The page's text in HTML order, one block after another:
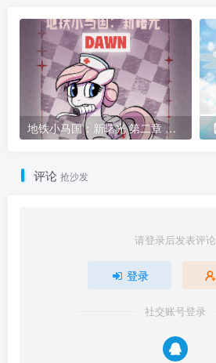
地铁小马国：新曙光 第二章 逃离中心城
评论 抢沙发
请登录后发表评论
登录
社交账号登录